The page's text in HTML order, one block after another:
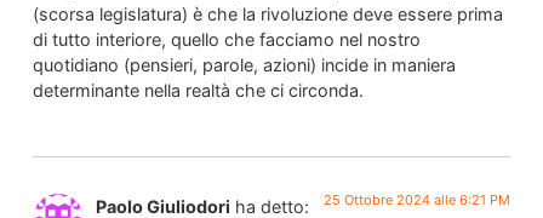
(scorsa legislatura) è che la rivoluzione deve essere prima
di tutto interiore, quello che facciamo nel nostro
quotidiano (pensieri, parole, azioni) incide in maniera
determinante nella realtà che ci circonda.
Paolo Giuliodori ha detto: 25 Ottobre 2024 alle 6:21 PM